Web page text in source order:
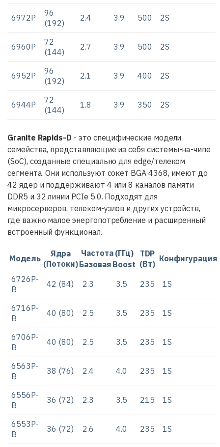
6972P
96
(192)
2.4 3.9 500 2S
6960P
72
(144)
2.7 3.9 500 2S
6952P
96
(192)
2.1 3.9 400 2S
6944P
72
(144)
1.8 3.9 350 2S
Granite Rapids-D - это специфические модели
семейства, представляющие из себя системы-на-чипе
(SoC), созданные специально для edge/телеком
сегмента. Они используют сокет BGA 4368, имеют до
42 ядер и поддерживают 4 или 8 каналов памяти
DDR5 и 32 линии PCIe 5.0. Подходят для
микросерверов, телеком-узлов и других устройств,
где важно малое энергопотребление и расширенный
встроенный функционал.
Модель
Ядра
(Потоки)
Частота (ГГц)
TDP
(Вт)
Конфигурация
Базовая Boost
6726P-
B
42 (84) 2.3 3.5 235 1S
6716P-
B
40 (80) 2.5 3.5 235 1S
6706P-
B
40 (80) 2.5 3.5 235 1S
6563P-
B
38 (76) 2.4 4.0 235 1S
6556P-
B
36 (72) 2.3 3.5 215 1S
6553P-
B
36 (72) 2.6 4.0 235 1S